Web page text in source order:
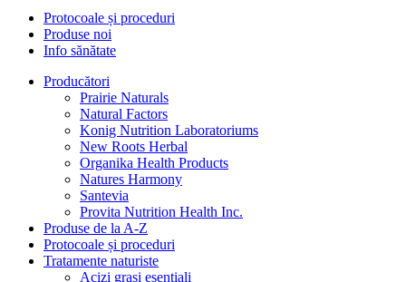
Protocoale și proceduri
Produse noi
Info sănătate
Producători
Prairie Naturals
Natural Factors
Konig Nutrition Laboratoriums
New Roots Herbal
Organika Health Products
Natures Harmony
Santevia
Provita Nutrition Health Inc.
Produse de la A-Z
Protocoale și proceduri
Tratamente naturiste
Acizi grași esențiali